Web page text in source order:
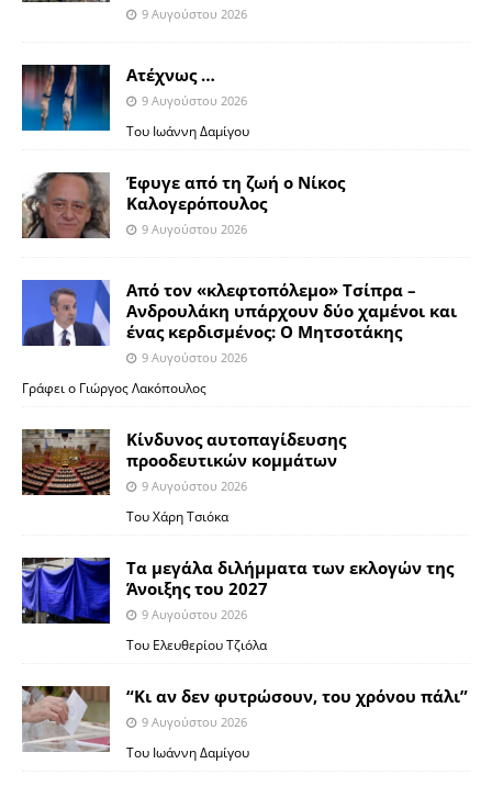
9 Αυγούστου 2026
Ατέχνως …
9 Αυγούστου 2026
Του Ιωάννη Δαμίγου
Έφυγε από τη ζωή ο Νίκος
Καλογερόπουλος
9 Αυγούστου 2026
Από τον «κλεφτοπόλεμο» Τσίπρα –
Ανδρουλάκη υπάρχουν δύο χαμένοι και
ένας κερδισμένος: Ο Μητσοτάκης
9 Αυγούστου 2026
Γράφει ο Γιώργος Λακόπουλος
Κίνδυνος αυτοπαγίδευσης
προοδευτικών κομμάτων
9 Αυγούστου 2026
Του Χάρη Τσιόκα
Τα μεγάλα διλήμματα των εκλογών της
Άνοιξης του 2027
9 Αυγούστου 2026
Του Ελευθερίου Τζιόλα
“Κι αν δεν φυτρώσουν, του χρόνου πάλι”
9 Αυγούστου 2026
Toυ Ιωάννη Δαμίγου